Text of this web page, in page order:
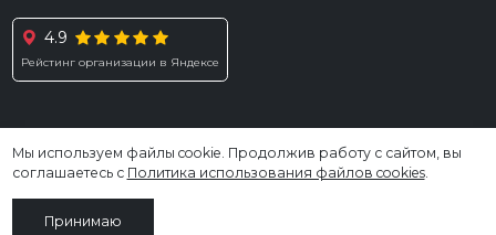
Мы используем файлы cookie. Продолжив работу с сайтом, вы
соглашаетесь с Политика использования файлов cookies.
Принимаю
4.9
Рейстинг организации в Яндексе
© 2026 SI LOUNGE. Все права защищены